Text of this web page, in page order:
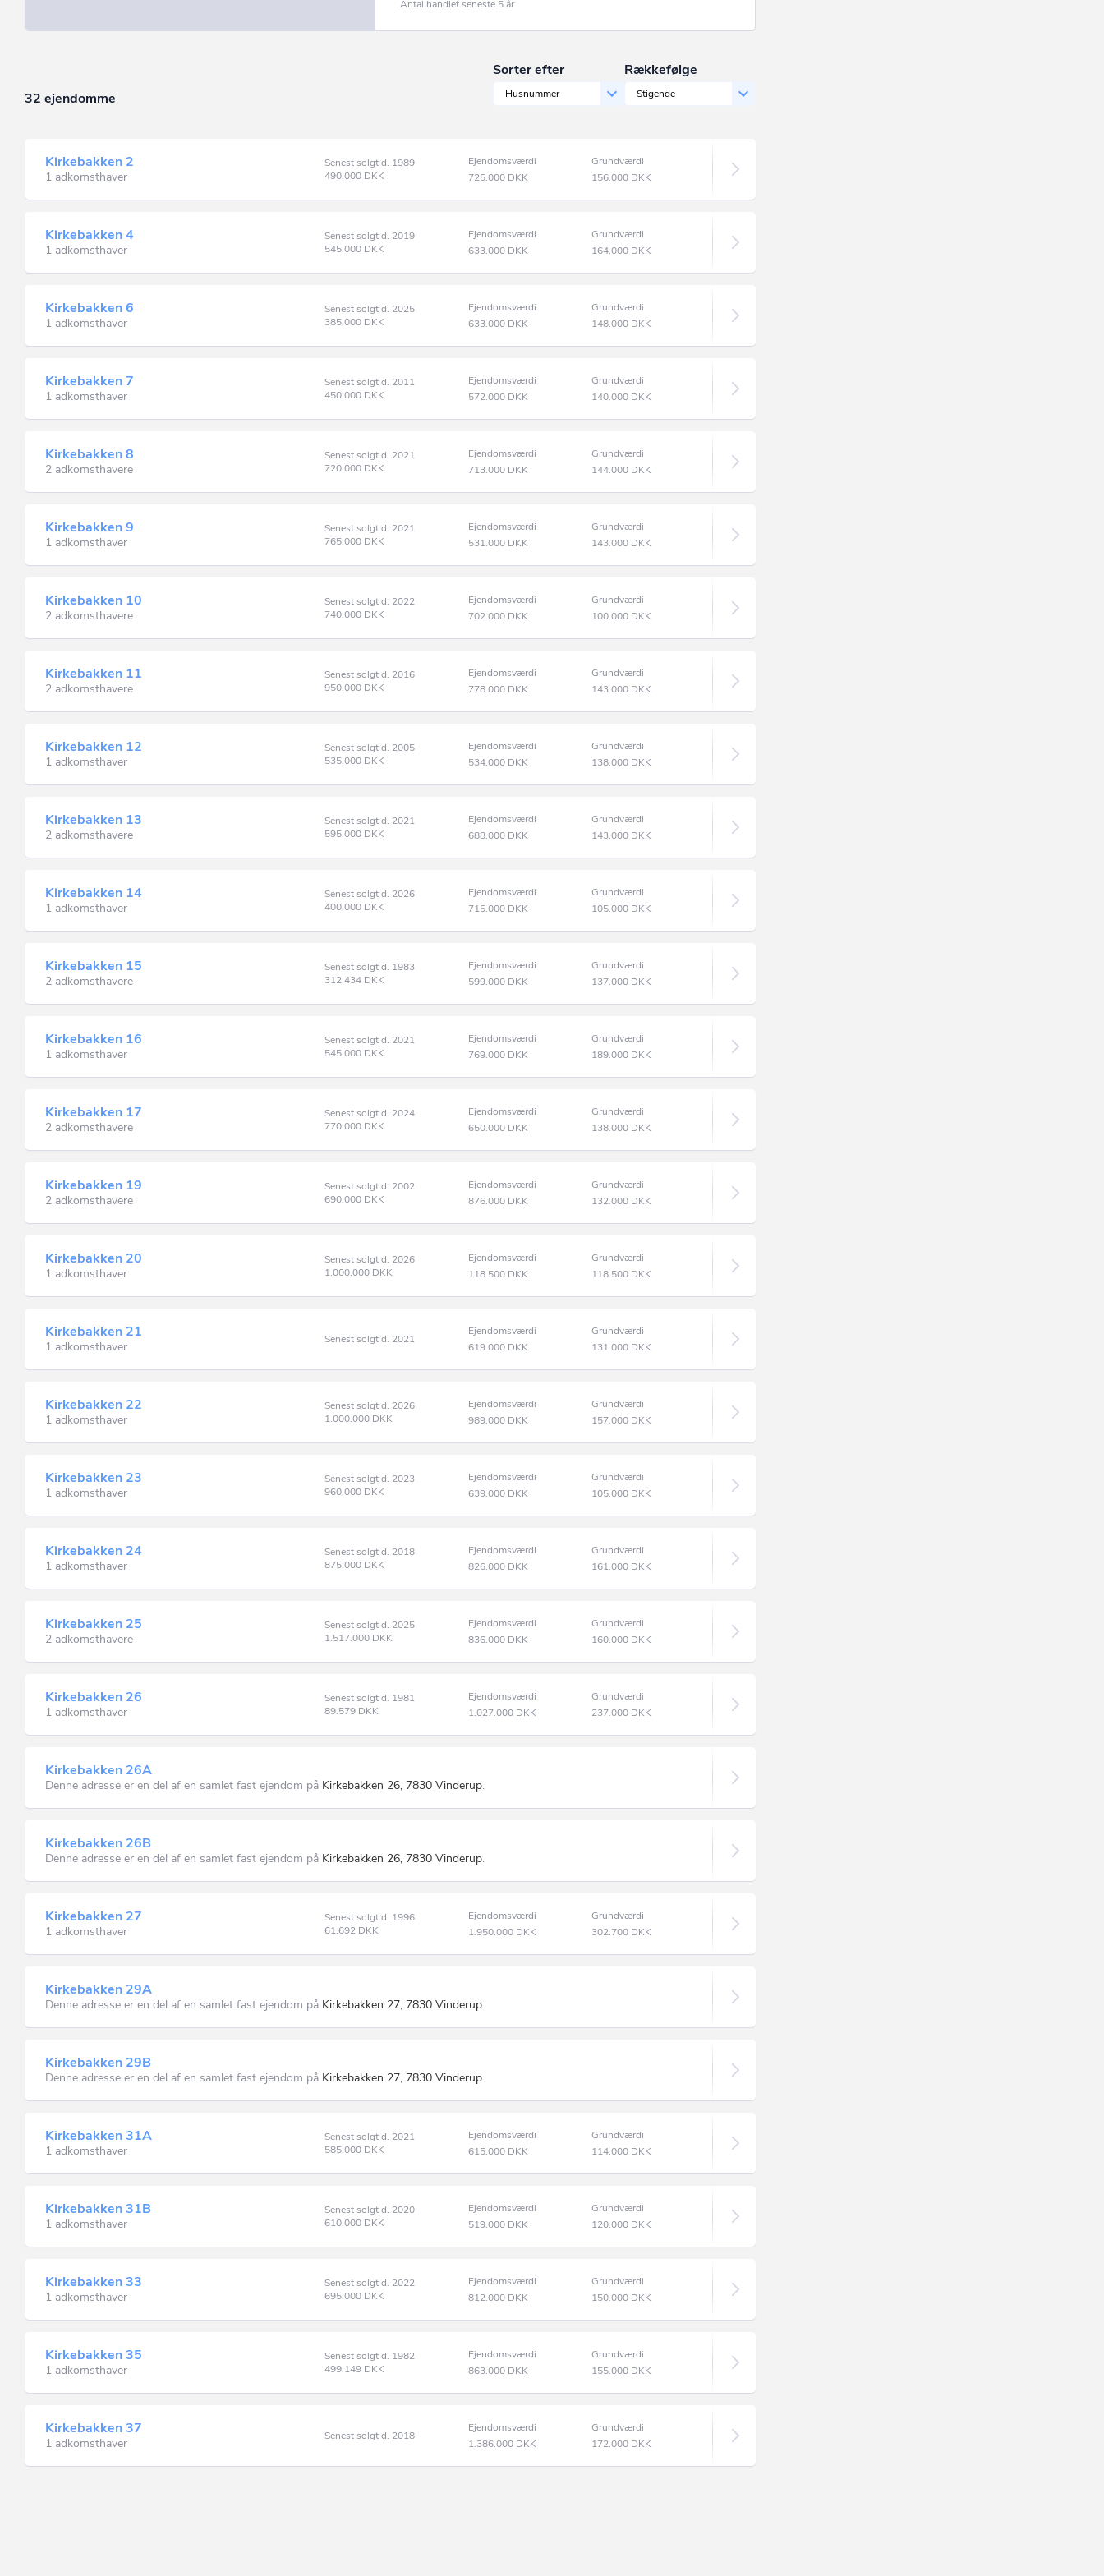
Antal handlet seneste 5 år
32 ejendomme
Sorter efter
Husnummer
Rækkefølge
Stigende
Kirkebakken 2
1 adkomsthaver
Senest solgt d. 1989
490.000 DKK
Ejendomsværdi
725.000 DKK
Grundværdi
156.000 DKK
Kirkebakken 4
1 adkomsthaver
Senest solgt d. 2019
545.000 DKK
Ejendomsværdi
633.000 DKK
Grundværdi
164.000 DKK
Kirkebakken 6
1 adkomsthaver
Senest solgt d. 2025
385.000 DKK
Ejendomsværdi
633.000 DKK
Grundværdi
148.000 DKK
Kirkebakken 7
1 adkomsthaver
Senest solgt d. 2011
450.000 DKK
Ejendomsværdi
572.000 DKK
Grundværdi
140.000 DKK
Kirkebakken 8
2 adkomsthavere
Senest solgt d. 2021
720.000 DKK
Ejendomsværdi
713.000 DKK
Grundværdi
144.000 DKK
Kirkebakken 9
1 adkomsthaver
Senest solgt d. 2021
765.000 DKK
Ejendomsværdi
531.000 DKK
Grundværdi
143.000 DKK
Kirkebakken 10
2 adkomsthavere
Senest solgt d. 2022
740.000 DKK
Ejendomsværdi
702.000 DKK
Grundværdi
100.000 DKK
Kirkebakken 11
2 adkomsthavere
Senest solgt d. 2016
950.000 DKK
Ejendomsværdi
778.000 DKK
Grundværdi
143.000 DKK
Kirkebakken 12
1 adkomsthaver
Senest solgt d. 2005
535.000 DKK
Ejendomsværdi
534.000 DKK
Grundværdi
138.000 DKK
Kirkebakken 13
2 adkomsthavere
Senest solgt d. 2021
595.000 DKK
Ejendomsværdi
688.000 DKK
Grundværdi
143.000 DKK
Kirkebakken 14
1 adkomsthaver
Senest solgt d. 2026
400.000 DKK
Ejendomsværdi
715.000 DKK
Grundværdi
105.000 DKK
Kirkebakken 15
2 adkomsthavere
Senest solgt d. 1983
312.434 DKK
Ejendomsværdi
599.000 DKK
Grundværdi
137.000 DKK
Kirkebakken 16
1 adkomsthaver
Senest solgt d. 2021
545.000 DKK
Ejendomsværdi
769.000 DKK
Grundværdi
189.000 DKK
Kirkebakken 17
2 adkomsthavere
Senest solgt d. 2024
770.000 DKK
Ejendomsværdi
650.000 DKK
Grundværdi
138.000 DKK
Kirkebakken 19
2 adkomsthavere
Senest solgt d. 2002
690.000 DKK
Ejendomsværdi
876.000 DKK
Grundværdi
132.000 DKK
Kirkebakken 20
1 adkomsthaver
Senest solgt d. 2026
1.000.000 DKK
Ejendomsværdi
118.500 DKK
Grundværdi
118.500 DKK
Kirkebakken 21
1 adkomsthaver Senest solgt d. 2021
Ejendomsværdi
619.000 DKK
Grundværdi
131.000 DKK
Kirkebakken 22
1 adkomsthaver
Senest solgt d. 2026
1.000.000 DKK
Ejendomsværdi
989.000 DKK
Grundværdi
157.000 DKK
Kirkebakken 23
1 adkomsthaver
Senest solgt d. 2023
960.000 DKK
Ejendomsværdi
639.000 DKK
Grundværdi
105.000 DKK
Kirkebakken 24
1 adkomsthaver
Senest solgt d. 2018
875.000 DKK
Ejendomsværdi
826.000 DKK
Grundværdi
161.000 DKK
Kirkebakken 25
2 adkomsthavere
Senest solgt d. 2025
1.517.000 DKK
Ejendomsværdi
836.000 DKK
Grundværdi
160.000 DKK
Kirkebakken 26
1 adkomsthaver
Senest solgt d. 1981
89.579 DKK
Ejendomsværdi
1.027.000 DKK
Grundværdi
237.000 DKK
Kirkebakken 26A
Denne adresse er en del af en samlet fast ejendom på Kirkebakken 26, 7830 Vinderup.
Kirkebakken 26B
Denne adresse er en del af en samlet fast ejendom på Kirkebakken 26, 7830 Vinderup.
Kirkebakken 27
1 adkomsthaver
Senest solgt d. 1996
61.692 DKK
Ejendomsværdi
1.950.000 DKK
Grundværdi
302.700 DKK
Kirkebakken 29A
Denne adresse er en del af en samlet fast ejendom på Kirkebakken 27, 7830 Vinderup.
Kirkebakken 29B
Denne adresse er en del af en samlet fast ejendom på Kirkebakken 27, 7830 Vinderup.
Kirkebakken 31A
1 adkomsthaver
Senest solgt d. 2021
585.000 DKK
Ejendomsværdi
615.000 DKK
Grundværdi
114.000 DKK
Kirkebakken 31B
1 adkomsthaver
Senest solgt d. 2020
610.000 DKK
Ejendomsværdi
519.000 DKK
Grundværdi
120.000 DKK
Kirkebakken 33
1 adkomsthaver
Senest solgt d. 2022
695.000 DKK
Ejendomsværdi
812.000 DKK
Grundværdi
150.000 DKK
Kirkebakken 35
1 adkomsthaver
Senest solgt d. 1982
499.149 DKK
Ejendomsværdi
863.000 DKK
Grundværdi
155.000 DKK
Kirkebakken 37
1 adkomsthaver Senest solgt d. 2018
Ejendomsværdi
1.386.000 DKK
Grundværdi
172.000 DKK